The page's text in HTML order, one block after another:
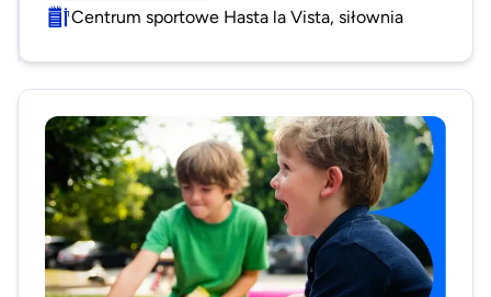
Centrum sportowe Hasta la Vista, siłownia